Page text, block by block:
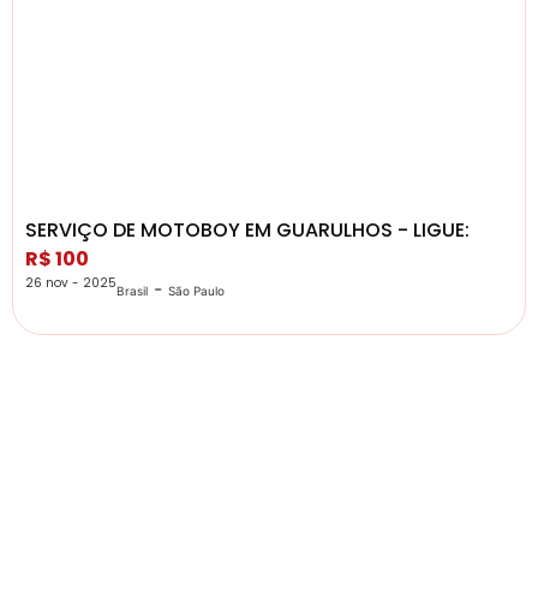
SERVIÇO DE MOTOBOY EM GUARULHOS - LIGUE:
R$ 100
26 nov - 2025Brasil - São Paulo